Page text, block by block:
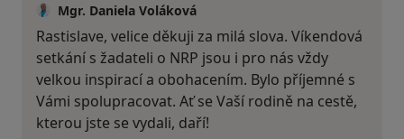
Mgr. Daniela Voláková
Rastislave, velice děkuji za milá slova. Víkendová
setkání s žadateli o NRP jsou i pro nás vždy
velkou inspirací a obohacením. Bylo příjemné s
Vámi spolupracovat. Ať se Vaší rodině na cestě,
kterou jste se vydali, daří!